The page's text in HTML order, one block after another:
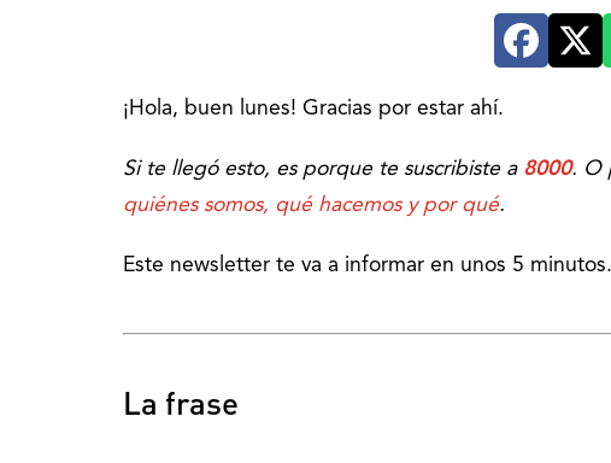
¡Hola, buen lunes! Gracias por estar ahí.
Si te llegó esto, es porque te suscribiste a 8000. O
quiénes somos, qué hacemos y por qué.
Este newsletter te va a informar en unos 5 minutos.
La frase